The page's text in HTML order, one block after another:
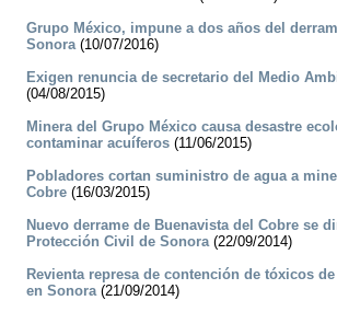
Grupo México, impune a dos años del
Sonora(10/07/2016)
Exigen renuncia de secretario del Medio
(04/08/2015)
Minera del Grupo México causa desastre
contaminar acuíferos (11/06/2015)
Pobladores cortan suministro de agua a
Cobre (16/03/2015)
Nuevo derrame de Buenavista del Cobre se
Protección Civil de Sonora(22/09/2014)
Revienta represa de contención de tóxicos
en Sonora(21/09/2014)